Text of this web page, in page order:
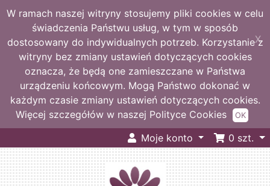
W ramach naszej witryny stosujemy pliki cookies w celu
świadczenia Państwu usług, w tym w sposób
dostosowany do indywidualnych potrzeb. Korzystanie z
witryny bez zmiany ustawień dotyczących cookies
oznacza, że będą one zamieszczane w Państwa
urządzeniu końcowym. Mogą Państwo dokonać w
każdym czasie zmiany ustawień dotyczących cookies.
Więcej szczegółów w naszej Polityce Cookies
X
OK
Moje konto 0 szt.